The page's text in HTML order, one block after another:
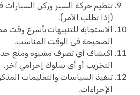
تنظيم حركة السير وركن
(إذا تطلب الأمر).
الاستجابة للتنبيهات بأسرع وقت
الصحيحة في الوقت المناسب.
اكتشاف أي تصرف مشبوه ومنع
التخريب أو أي سلوك إجرامي آخر.
تنفيذ السياسات والتعليمات
الإجراءات.